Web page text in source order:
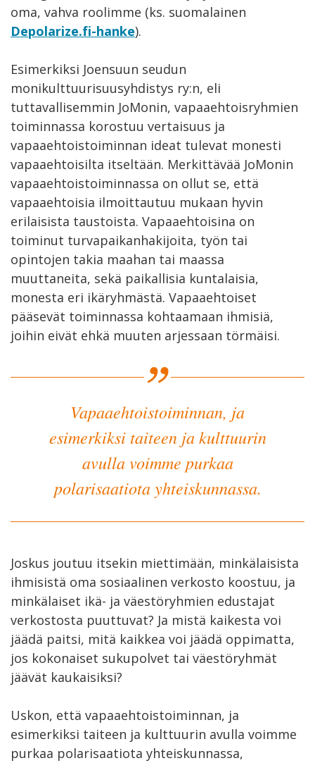
oma, vahva roolimme (ks. suomalainen
Depolarize.fi-hanke).
Esimerkiksi Joensuun seudun
monikulttuurisuusyhdistys ry:n, eli
tuttavallisemmin JoMonin, vapaaehtoisryhmien
toiminnassa korostuu vertaisuus ja
vapaaehtoistoiminnan ideat tulevat monesti
vapaaehtoisilta itseltään. Merkittävää JoMonin
vapaaehtoistoiminnassa on ollut se, että
vapaaehtoisia ilmoittautuu mukaan hyvin
erilaisista taustoista. Vapaaehtoisina on
toiminut turvapaikanhakijoita, työn tai
opintojen takia maahan tai maassa
muuttaneita, sekä paikallisia kuntalaisia,
monesta eri ikäryhmästä. Vapaaehtoiset
pääsevät toiminnassa kohtaamaan ihmisiä,
joihin eivät ehkä muuten arjessaan törmäisi.
Vapaaehtoistoiminnan, ja
esimerkiksi taiteen ja kulttuurin
avulla voimme purkaa
polarisaatiota yhteiskunnassa.
Joskus joutuu itsekin miettimään, minkälaisista
ihmisistä oma sosiaalinen verkosto koostuu, ja
minkälaiset ikä- ja väestöryhmien edustajat
verkostosta puuttuvat? Ja mistä kaikesta voi
jäädä paitsi, mitä kaikkea voi jäädä oppimatta,
jos kokonaiset sukupolvet tai väestöryhmät
jäävät kaukaisiksi?
Uskon, että vapaaehtoistoiminnan, ja
esimerkiksi taiteen ja kulttuurin avulla voimme
purkaa polarisaatiota yhteiskunnassa,